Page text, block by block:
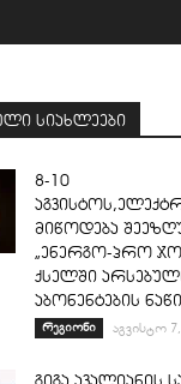
სიახლეები
8-10
მიწოდება
„ენერგო-პრო
ქსელში
აბონენტების
რეგიონი აგვისტო